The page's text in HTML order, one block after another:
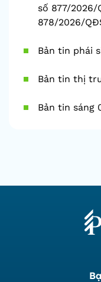
số 877/2026/
878/2026/
Bản tin phái
Bản tin thị
Bản tin sáng